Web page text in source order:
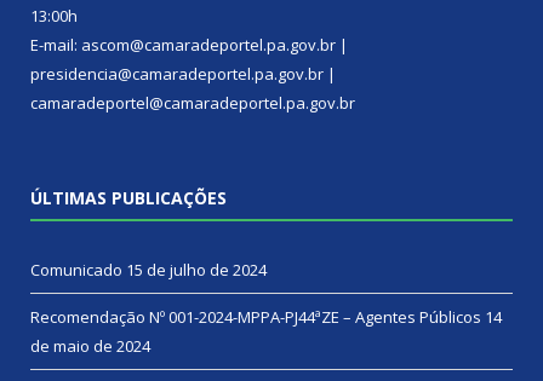
13:00h
E-mail: ascom@camaradeportel.pa.gov.br |
presidencia@camaradeportel.pa.gov.br |
camaradeportel@camaradeportel.pa.gov.br
ÚLTIMAS PUBLICAÇÕES
Comunicado 15 de julho de 2024
Recomendação Nº 001-2024-MPPA-PJ44ªZE – Agentes Públicos 14
de maio de 2024